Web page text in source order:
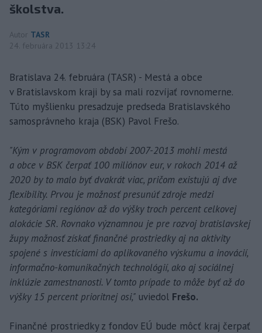
školstva.
Autor TASR
24. februára 2013 13:24
Bratislava 24. februára (TASR) - Mestá a obce
v Bratislavskom kraji by sa mali rozvíjať rovnomerne.
Túto myšlienku presadzuje predseda Bratislavského
samosprávneho kraja (BSK) Pavol Frešo.
"Kým v programovom období 2007-2013 mohli mestá
a obce v BSK čerpať 100 miliónov eur, v rokoch 2014 až
2020 by to malo byť dvakrát viac, pričom existujú aj dve
flexibility. Prvou je možnosť presunúť zdroje medzi
kategóriami regiónov až do výšky troch percent celkovej
alokácie SR. Rovnako významnou je pre rozvoj bratislavskej
župy možnosť získať finančné prostriedky aj na aktivity
spojené s investíciami do aplikovaného výskumu a inovácií,
informačno-komunikačných technológií, ako aj sociálnej
inklúzie zamestnanosti. V tomto prípade to môže byť až do
výšky 15 percent prioritnej osi," uviedol Frešo.
Finančné prostriedky z fondov EÚ bude môcť kraj čerpať